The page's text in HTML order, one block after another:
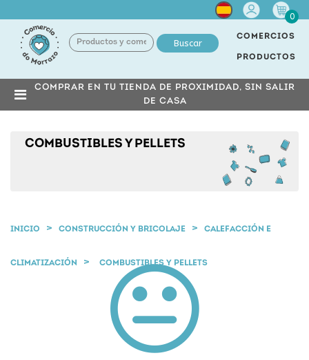
Cuenta
0
Buscar
COMERCIOS
PRODUCTOS
COMPRAR EN TU TIENDA DE PROXIMIDAD, SIN SALIR
DE CASA
COMBUSTIBLES Y PELLETS
INICIO CONSTRUCCIÓN Y BRICOLAJE CALEFACCIÓN E
CLIMATIZACIÓN COMBUSTIBLES Y PELLETS